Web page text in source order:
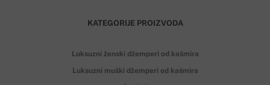
KATEGORIJE PROIZVODA
Luksuzni ženski džemperi od kašmira
Luksuzni muški džemperi od kašmira